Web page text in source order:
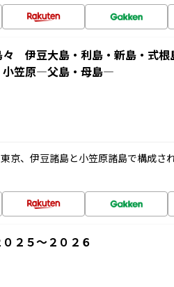
伊豆大島・利島・新島・式根
小笠原―父島・母島―
京、伊豆諸島と小笠原諸島で構成さ
２５～２０２６